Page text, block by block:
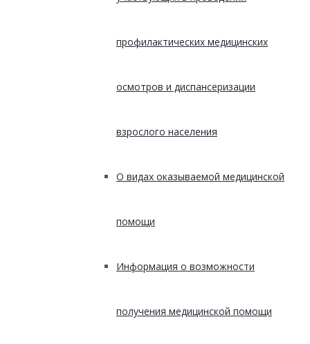
профилактических медицинских
осмотров и диспансеризации
взрослого населения
О видах оказываемой медицинской
помощи
Информация о возможности
получения медицинской помощи